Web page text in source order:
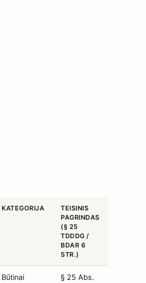
KATEGORIJA
TEISINIS
PAGRINDAS
(§ 25
TDDDG /
BDAR 6
STR.)
Būtinai
§ 25 Abs.